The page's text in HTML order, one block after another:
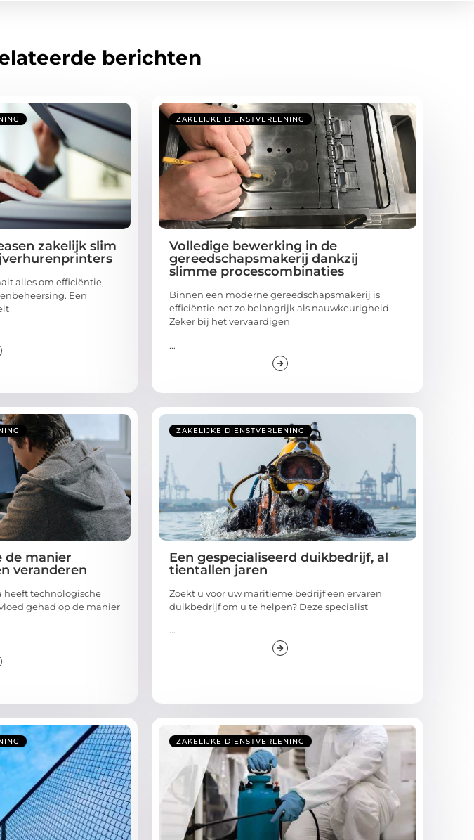
berichten
zakelijk slim
alles om efficiëntie,
Een
ZAKELIJKE DIENSTVERLENING
Volledige bewerking in de
gereedschapsmakerij dankzij
slimme procescombinaties
Binnen een moderne gereedschapsmakerij is
efficiëntie net zo belangrijk als nauwkeurigheid.
Zeker bij het vervaardigen
...
de manier
veranderen
heeft technologische
gehad op de manier
ZAKELIJKE DIENSTVERLENING
Een gespecialiseerd duikbedrijf, al
tientallen jaren
Zoekt u voor uw maritieme bedrijf een ervaren
duikbedrijf om u te helpen? Deze specialist
...
ZAKELIJKE DIENSTVERLENING